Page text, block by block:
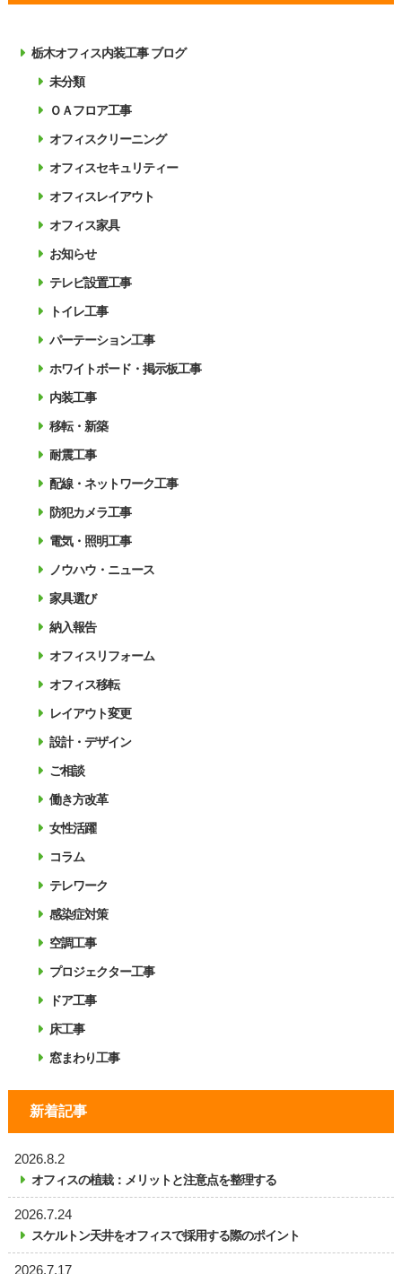
栃木オフィス内装工事 ブログ
未分類
ＯＡフロア工事
オフィスクリーニング
オフィスセキュリティー
オフィスレイアウト
オフィス家具
お知らせ
テレビ設置工事
トイレ工事
パーテーション工事
ホワイトボード・掲示板工事
内装工事
移転・新築
耐震工事
配線・ネットワーク工事
防犯カメラ工事
電気・照明工事
ノウハウ・ニュース
家具選び
納入報告
オフィスリフォーム
オフィス移転
レイアウト変更
設計・デザイン
ご相談
働き方改革
女性活躍
コラム
テレワーク
感染症対策
空調工事
プロジェクター工事
ドア工事
床工事
窓まわり工事
新着記事
2026.8.2
オフィスの植栽：メリットと注意点を整理する
2026.7.24
スケルトン天井をオフィスで採用する際のポイント
2026.7.17